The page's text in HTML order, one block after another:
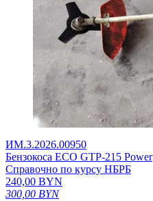
ИМ.3.2026.00950
Бензокоса ЕСО GTP-215 Power
Справочно по курсу НБРБ
240,00 BYN
300,00 BYN